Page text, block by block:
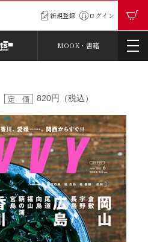
新規登録 ログイン
MOOK・書籍
定 価 820円（税込）